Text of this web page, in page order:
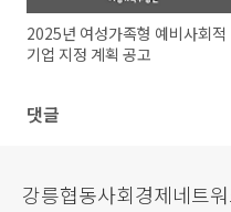
2025년 여성가족형 예비사회적
기업 지정 계획 공고
댓글
강릉협동사회경제네트